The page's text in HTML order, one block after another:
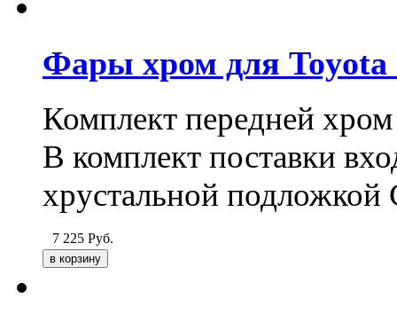
Фары хром для Toyota
Комплект передней
В комплект поставки
хрустальной
7 225 Руб.